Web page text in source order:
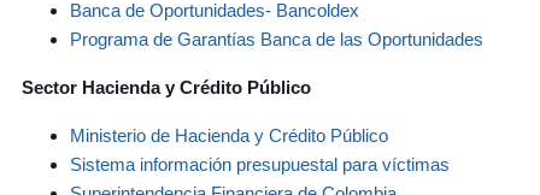
Banca de Oportunidades- Bancoldex
Programa de Garantías Banca de las Oportunidades
Sector Hacienda y Crédito Público
Ministerio de Hacienda y Crédito Público
Sistema información presupuestal para víctimas